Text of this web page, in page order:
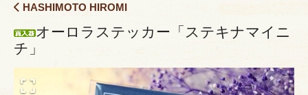
HASHIMOTO HIROMI
オーロラステッカー「ステキナマイニ
チ」